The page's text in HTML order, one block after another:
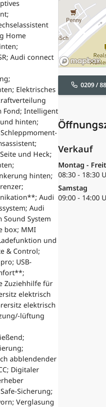
Home
Audi connect
Elektrisches
Fond; Intelligent
hinten;
und Heck;
hinten;
Audi
Audi
System
box; MMI
und
& Control;
USB-
Zuziehhilfe für
elektrisch
elektrisch
lüftung
abblendender
Digitaler
Sicherung;
Verglasung
0209 /
Verkauf
Montag -
08:30 - 18:30
Samstag
09:00 - 14:00